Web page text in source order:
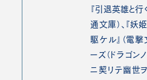
『引退英雄と行
通文庫）、『妖
駆ケル』（電撃
ーズ（ドラゴン
ニ契リテ幽世